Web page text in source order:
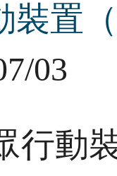
裝置
03
動